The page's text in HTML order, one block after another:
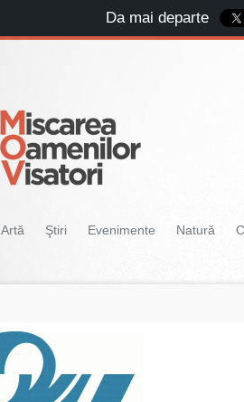
Artă Ştiri Evenimente Natură
Da mai departe